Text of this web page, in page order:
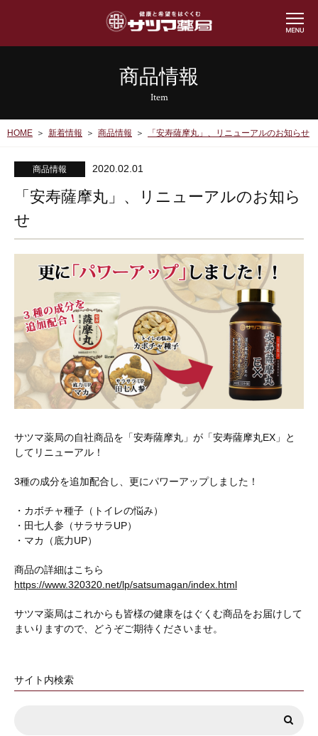
商品情報
Item
HOME 新着情報 商品情報 「安寿薩摩丸」、リニューアルのお知らせ
商品情報 2020.02.01
「安寿薩摩丸」、リニューアルのお知ら
せ
サツマ薬局の自社商品を「安寿薩摩丸」が「安寿薩摩丸EX」と
してリニューアル！
3種の成分を追加配合し、更にパワーアップしました！
・カボチャ種子（トイレの悩み）
・田七人参（サラサラUP）
・マカ（底力UP）
商品の詳細はこちら
https://www.320320.net/lp/satsumagan/index.html
サツマ薬局はこれからも皆様の健康をはぐくむ商品をお届けして
まいりますので、どうぞご期待くださいませ。
サイト内検索